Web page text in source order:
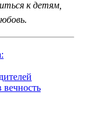
к детям,
вечность